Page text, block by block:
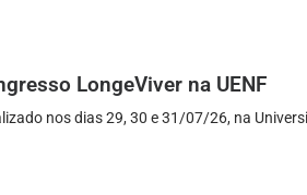
LongeViver na UENF
nos dias 29, 30 e 31/07/26, na